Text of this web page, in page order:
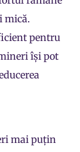
mică.
pentru
își pot
mai puțin